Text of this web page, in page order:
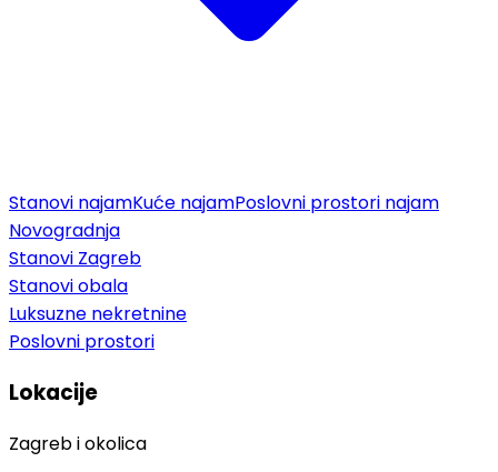
Stanovi najamKuće najamPoslovni prostori najam
Novogradnja
Stanovi Zagreb
Stanovi obala
Luksuzne nekretnine
Poslovni prostori
Lokacije
Zagreb i okolica